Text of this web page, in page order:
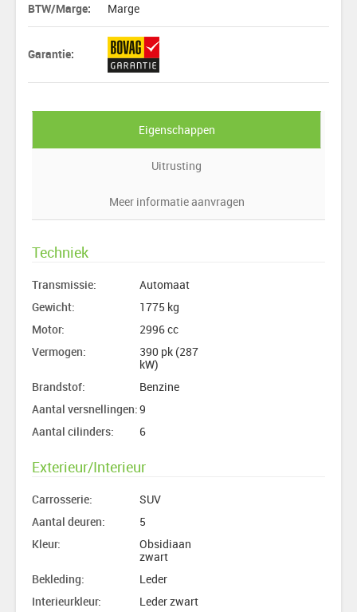
BTW/Marge: Marge
Garantie:
Eigenschappen
Uitrusting
Meer informatie aanvragen
Techniek
Transmissie:
Automaat
Gewicht:
1775 kg
Motor:
2996 cc
Vermogen:
390 pk (287
kW)
Brandstof:
Benzine
Aantal versnellingen:9
Aantal cilinders:
6
Exterieur/Interieur
Carrosserie:
SUV
Aantal deuren:
5
Kleur:
Obsidiaan
zwart
Bekleding:
Leder
Interieurkleur:
Leder zwart